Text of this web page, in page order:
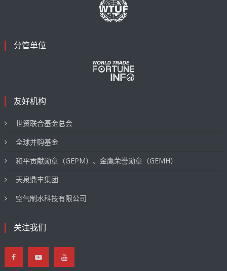
分管单位
友好机构
世贸联合基金总会
全球并购基金
和平贡献勋章（GEPM）、金鹰荣誉勋章（GEMH）
天泉鼎丰集团
空气制水科技有限公司
关注我们